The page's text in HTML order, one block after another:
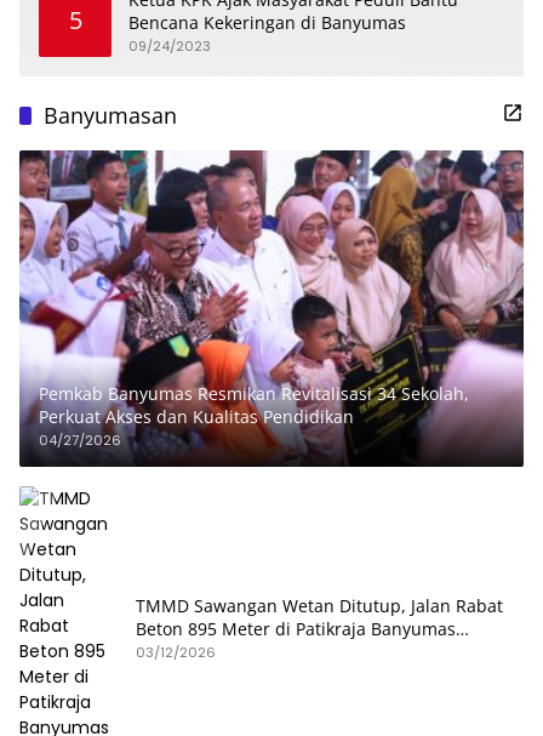
5
Bencana Kekeringan di Banyumas
09/24/2023
Banyumasan
Pemkab Banyumas Resmikan Revitalisasi 34 Sekolah,
Perkuat Akses dan Kualitas Pendidikan
04/27/2026
TMMD Sawangan Wetan Ditutup, Jalan Rabat
Beton 895 Meter di Patikraja Banyumas
Rampung
03/12/2026